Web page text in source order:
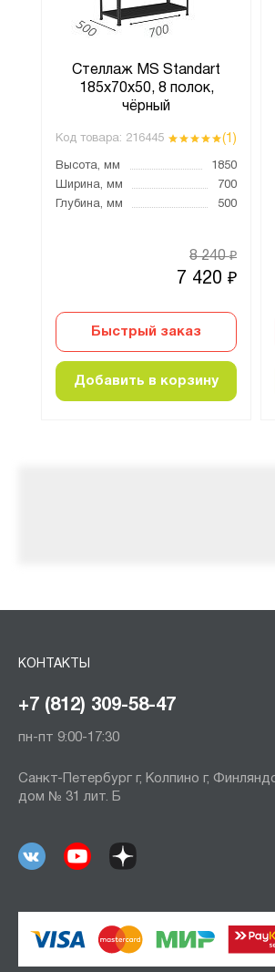
Стеллаж MS Standart
185х70х50, 8 полок,
чёрный
Код товара: 216445 (1)
Высота, мм
1850
Ширина, мм
700
Глубина, мм
500
7 420 ₽
8 240₽
Быстрый заказ
Добавить в корзину
КОНТАКТЫ
+7 (812) 309-58-47
пн-пт 9:00-17:30
Санкт-Петербург г, Колпино г,
дом № 31 лит. Б